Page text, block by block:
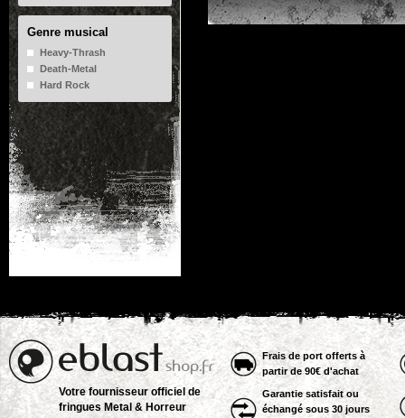
Genre musical
Heavy-Thrash
Death-Metal
Hard Rock
Votre fournisseur officiel de
fringues Metal & Horreur
Frais de port offerts à
partir de 90€ d'achat
Garantie satisfait ou
échangé sous 30 jours